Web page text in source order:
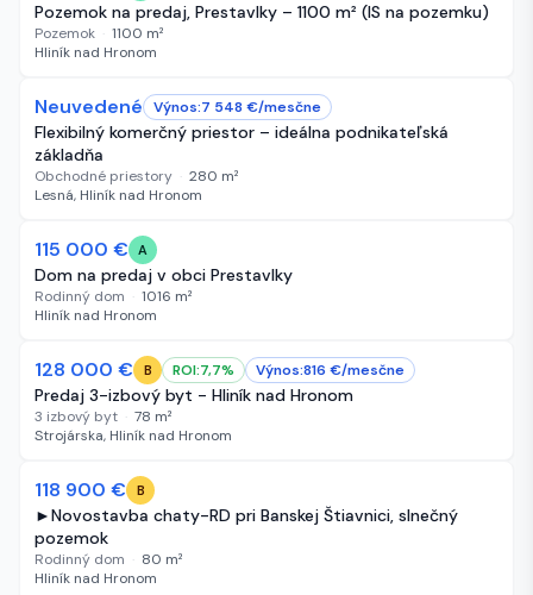
Pozemok na predaj, Prestavlky – 1100 m² (IS na pozemku)
Pozemok · 1100 m²
Hliník nad Hronom
57 dní
Neuvedené Výnos:7 548 €/mesčne
Flexibilný komerčný priestor – ideálna podnikateľská
základňa
Obchodné priestory · 280 m²
Lesná, Hliník nad Hronom
60 dní
-5 000 €
115 000 € A
Dom na predaj v obci Prestavlky
Rodinný dom · 1016 m²
Hliník nad Hronom
60 dní
-2 000 €
128 000 € B ROI:7,7% Výnos:816 €/mesčne
Predaj 3-izbový byt - Hliník nad Hronom
3 izbový byt · 78 m²
Strojárska, Hliník nad Hronom
60 dní
-5 000 €
118 900 € B
►Novostavba chaty-RD pri Banskej Štiavnici, slnečný
pozemok
Rodinný dom · 80 m²
Hliník nad Hronom